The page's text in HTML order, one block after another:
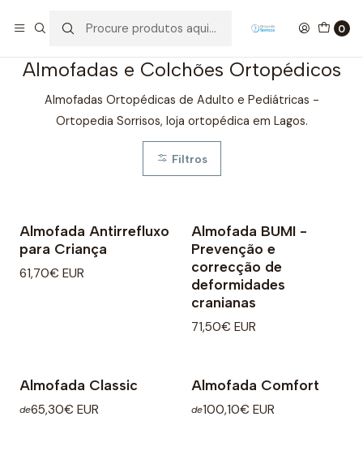
0
Almofadas e Colchões Ortopédicos
Almofadas Ortopédicas de Adulto e Pediátricas -
Ortopedia Sorrisos, loja ortopédica em Lagos.
Filtros
Almofada Antirrefluxo
para Criança
61,70€ EUR
Almofada BUMI -
Prevenção e
correcção de
deformidades
cranianas
71,50€ EUR
Almofada Classic
de65,30€ EUR
Almofada Comfort
de100,10€ EUR